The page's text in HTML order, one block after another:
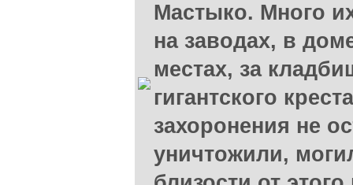
Мастыко. Много
на заводах, в
местах, за
гигантского
захоронения не
уничтожили,